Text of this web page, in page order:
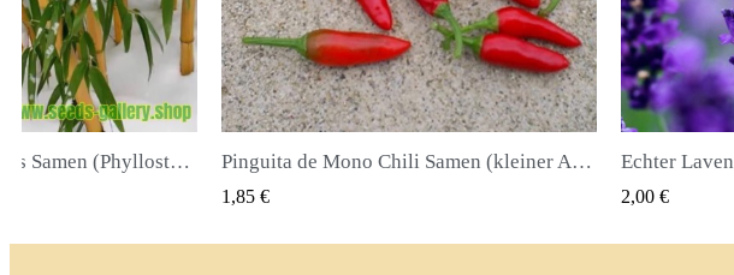
VIEW Pinguita de Mono Chili Samen (kleiner Affenpenis) QUICK VIEW Echter Lavendel Samen Mehrjährig Winterhart bis -20C
2,00 € 2,25 €